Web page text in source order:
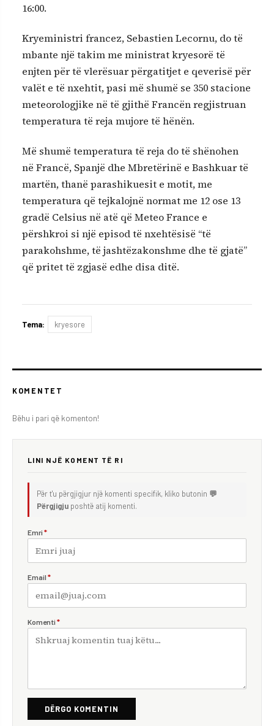
16:00.
Kryeministri francez, Sebastien Lecornu, do të
mbante një takim me ministrat kryesorë të
enjten për të vlerësuar përgatitjet e qeverisë për
valët e të nxehtit, pasi më shumë se 350 stacione
meteorologjike në të gjithë Francën regjistruan
temperatura të reja mujore të hënën.
Më shumë temperatura të reja do të shënohen
në Francë, Spanjë dhe Mbretërinë e Bashkuar të
martën, thanë parashikuesit e motit, me
temperatura që tejkalojnë normat me 12 ose 13
gradë Celsius në atë që Meteo France e
përshkroi si një episod të nxehtësisë “të
parakohshme, të jashtëzakonshme dhe të gjatë”
që pritet të zgjasë edhe disa ditë.
Tema: kryesore
KOMENTET
Bëhu i pari që komenton!
LINI NJË KOMENT TË RI
Për t'u përgjigjur një komenti specifik, kliko butonin 💬
Përgjigju poshtë atij komenti.
Emri *
Email *
Komenti *
DËRGO KOMENTIN